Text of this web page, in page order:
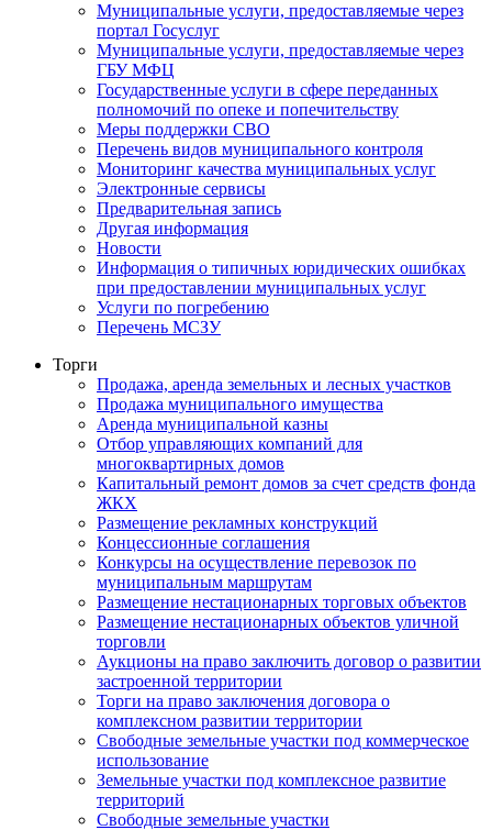
Муниципальные услуги, предоставляемые через
портал Госуслуг
Муниципальные услуги, предоставляемые через
ГБУ МФЦ
Государственные услуги в сфере переданных
полномочий по опеке и попечительству
Меры поддержки СВО
Перечень видов муниципального контроля
Мониторинг качества муниципальных услуг
Электронные сервисы
Предварительная запись
Другая информация
Новости
Информация о типичных юридических ошибках
при предоставлении муниципальных услуг
Услуги по погребению
Перечень МСЗУ
Торги
Продажа, аренда земельных и лесных участков
Продажа муниципального имущества
Аренда муниципальной казны
Отбор управляющих компаний для
многоквартирных домов
Капитальный ремонт домов за счет средств фонда
ЖКХ
Размещение рекламных конструкций
Концессионные соглашения
Конкурсы на осуществление перевозок по
муниципальным маршрутам
Размещение нестационарных торговых объектов
Размещение нестационарных объектов уличной
торговли
Аукционы на право заключить договор о развитии
застроенной территории
Торги на право заключения договора о
комплексном развитии территории
Свободные земельные участки под коммерческое
использование
Земельные участки под комплексное развитие
территорий
Свободные земельные участки